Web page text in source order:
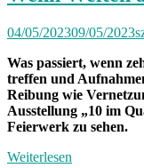
04/05/202309/05/2023
Was passiert, wenn
treffen und
Reibung wie
Ausstellung „10 im
Feierwerk zu sehen.
Weiterlesen